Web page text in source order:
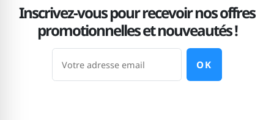
Inscrivez-vous pour recevoir nos offres
promotionnelles et nouveautés !
OK